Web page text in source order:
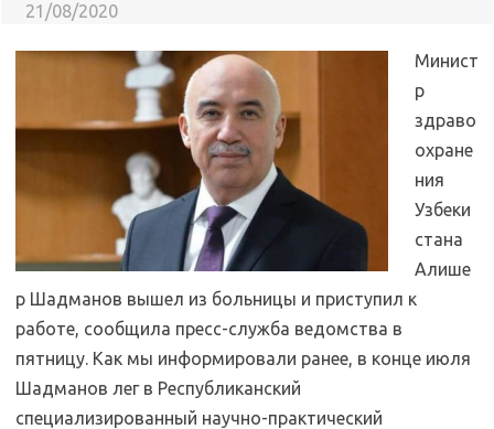
21/08/2020
Минист
р
здраво
охране
ния
Узбеки
стана
Алише
р Шадманов вышел из больницы и приступил к
работе, сообщила пресс-служба ведомства в
пятницу. Как мы информировали ранее, в конце июля
Шадманов лег в Республиканский
специализированный научно-практический